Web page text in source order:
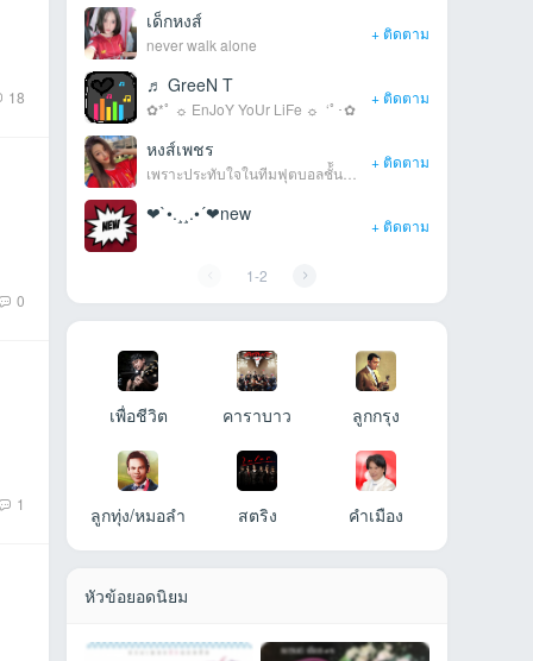
18
0
1
เด็กหงส์
never walk alone
+ ติดตาม
♬ GreeN T
✿*ﾟ ☼ EnJoY YoUr LiFe ☼ ‘ﾟ･✿
+ ติดตาม
หงส์เพชร
+ ติดตาม
❤`•.¸¸.•´❤new
+ ติดตาม
1-2
เพื่อชีวิต คาราบาว ลูกกรุง
ลูกทุ่ง/หมอลำ สตริง คำเมือง
หัวข้อยอดนิยม